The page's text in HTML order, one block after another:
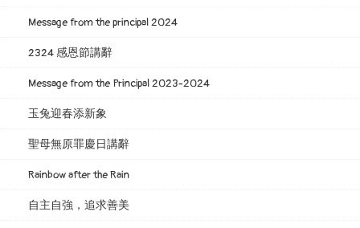
Message from the principal 2024
2324 感恩節講辭
Message from the Principal 2023-2024
玉兔迎春添新象
聖母無原罪慶日講辭
Rainbow after the Rain
自主自強，追求善美